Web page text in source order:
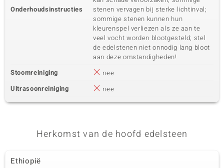
Onderhoudsinstructies
stenen vervagen bij sterke lichtinval;
sommige stenen kunnen hun
kleurenspel verliezen als ze aan te
veel vocht worden blootgesteld; stel
de edelstenen niet onnodig lang bloot
aan deze omstandigheden!
Stoomreiniging
nee
Ultrasoonreiniging
nee
Herkomst van de hoofd edelsteen
Ethiopië